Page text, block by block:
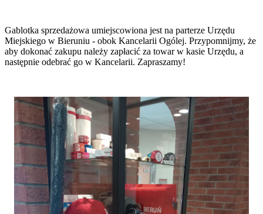
Gablotka sprzedażowa umiejscowiona jest na parterze Urzędu
Miejskiego w Bieruniu - obok Kancelarii Ogólej. Przypomnijmy, że
aby dokonać zakupu należy zapłacić za towar w kasie Urzędu, a
następnie odebrać go w Kancelarii. Zapraszamy!